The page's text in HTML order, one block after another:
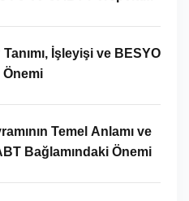
İşleyişi ve BESYO
Önemi
Temel Anlamı ve
Bağlamındaki Önemi